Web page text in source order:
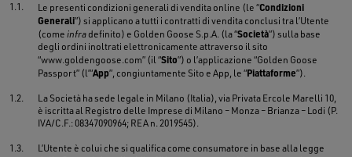
1.1. Le presenti condizioni generali di vendita online (le “Condizioni
Generali”) si applicano a tutti i contratti di vendita conclusi tra l’Utente
(comeinfra definito) e Golden Goose S.p.A. (la “Società”) sulla base
degli ordini inoltrati elettronicamente attraverso il sito
“www.goldengoose.com” (il “Sito”) o l’applicazione “Golden Goose
Passport” (l’“App”, congiuntamente Sito e App, le “Piattaforme”).
1.2.
La Società ha sede legale in Milano (Italia), via Privata Ercole Marelli 10,
è iscritta al Registro delle Imprese di Milano – Monza – Brianza – Lodi (P.
IVA/C.F.: 08347090964; REA n. 2019545).
1.3.
L’Utente è colui che si qualifica come consumatore in base alla legge